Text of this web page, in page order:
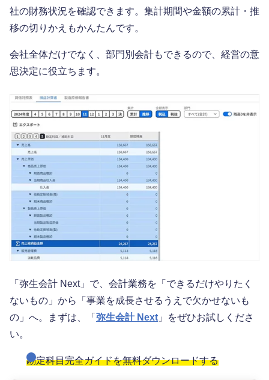
社の財務状況を確認できます。集計期間や金額の累計・推
移の切りかえもかんたんです。
会社全体だけでなく、部門別会計もできるので、経営の意
思決定に役立ちます。
「弥生会計 Next」で、会計業務を「できるだけやりたく
ないもの」から「事業を成長させるうえで欠かせないも
の」へ。まずは、「 弥生会計 Next 」をぜひお試しくださ
い。
勘定科目完全ガイドを無料ダウンロードする